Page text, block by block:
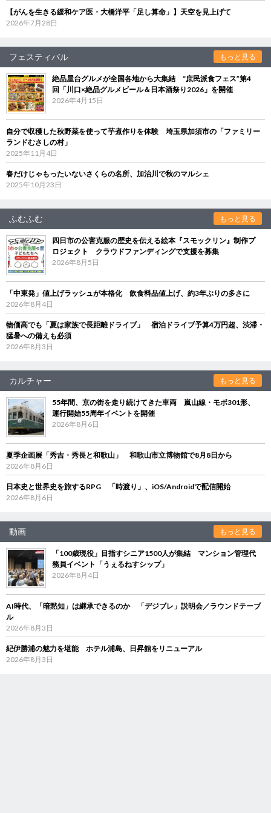
【がんを生きる緩和ケア医・大橋洋平「足し算命」】天空を見上げて
2026年7月28日
フェスティバル もっと見る
絶品屋台グルメが全国各地から大集結 “庶民派食フェス”第4
回「川口×絶品グルメビール＆日本酒祭り2026」を開催
2026年4月15日
自分で収穫した秋野菜を使って芋煮作りを体験 埼玉県加須市の「ファミリー
ランドむさしの村」
2025年11月4日
春だけじゃもったいないさくらの名所、加治川で秋のマルシェ
2025年10月23日
ふむふむ もっと見る
四日市の公害克服の歴史を伝える絵本『スモックリン』制作プ
ロジェクト クラウドファンディングで支援を募集
2026年8月5日
「中東発」値上げラッシュが本格化 飲食料品値上げ、約3年ぶりの多さに
2026年8月4日
物価高でも「夏は家族で長距離ドライブ」 宿泊ドライブ予算4万円超、渋滞・
猛暑への備えも必須
2026年8月3日
カルチャー もっと見る
55年間、京の街を走り続けてきた車両 嵐山線・モボ301形、
運行開始55周年イベントを開催
2026年8月6日
夏季企画展「秀吉・秀長と和歌山」 和歌山市立博物館で8月8日から
2026年8月6日
日本史と世界史を旅するRPG 「時渡り」、iOS/Androidで配信開始
2026年8月6日
動画 もっと見る
「100歳現役」目指すシニア1500人が集結 マンション管理代
務員イベント「うぇるねすシップ」
2026年8月4日
AI時代、「暗黙知」は継承できるのか 「デジブレ」説明会／ラウンドテーブ
ル
2026年8月3日
紀伊勝浦の魅力を堪能 ホテル浦島、日昇館をリニューアル
2026年8月3日